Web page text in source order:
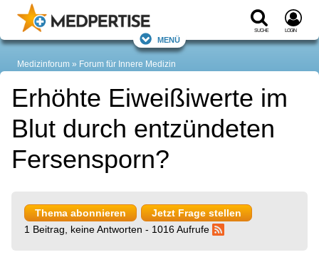
Suche Login
Menü
Medizinforum Forum für Innere Medizin
Erhöhte Eiweißiwerte im
Blut durch entzündeten
Fersensporn?
Thema abonnieren
Jetzt Frage stellen
1 Beitrag, keine Antworten - 1016 Aufrufe